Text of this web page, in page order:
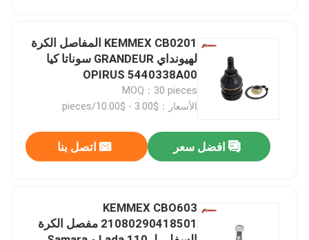
أخبار
مرشح ناقل الحركة الأوتوماتيكي
فلتر زيت هوندا
KEMMEX CB0201 المفاصل الكرة
لهيونداي GRANDEUR سوناتا كيا
OPIRUS 5440338A00
544303K000
MOQ：30 pieces
الأسعار：$3.00 - $10.00/pieces
افضل سعر اتصل بنا
KEMMEX CBO603
21080290418501 مفصل الكرة